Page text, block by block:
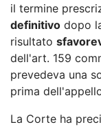
il termine
definitivo dopo
risultato
dell'art. 159
prevedeva una
prima
La Corte ha